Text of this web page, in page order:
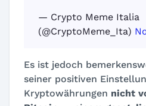
— Crypto Meme Italia
(@CryptoMeme_Ita)
Es ist jedoch
seiner positiven
Kryptowährungen nicht